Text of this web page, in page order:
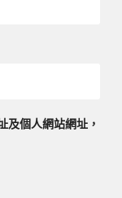
及個人網站網址，